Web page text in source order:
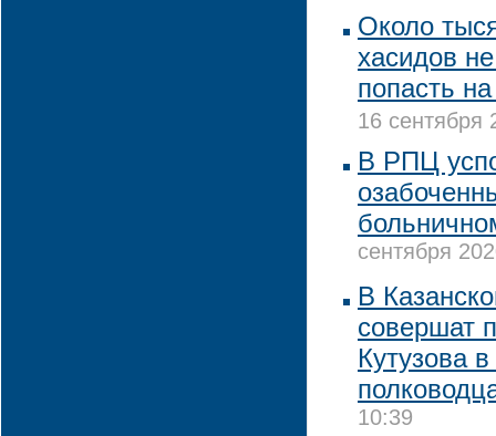
Около
хасидов
попасть
16 сентября
В РПЦ
сентября
В
совершат
Кутузова
10:39